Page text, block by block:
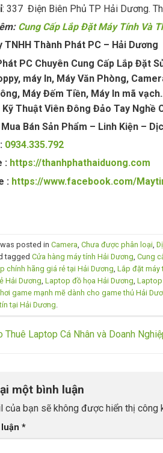
: 337 Điện Biên Phủ TP Hải Dương.
Cung Cấp Lắp Đặt Máy Tính Và
TNHH Thành Phát PC – Hải Dương
PC Chuyên Cung Cấp Lắp Đặt
máy In, Máy Văn Phòng,
Máy Đếm Tiền, Máy In mã
Thuật Viên Đông Đảo Tay Nghề
Bán Sản Phẩm – Linh Kiện –
0934.335.792
: https://thanhphathaiduong.com
: https://www.facebook.com/
posted in Camera Chưa được phân loại,
tagged Cửa hàng máy tính Hải Dương Cung
chính hãng giá rẻ tại Hải Dương Lắp đặt máy
Hải Dương Laptop đồ họa Hải Dương Laptop
game mạnh mẽ dành cho game thủ Hải
tại Hải Dương
Thuê Laptop Cá Nhân và Doanh
một bình luận
của bạn sẽ không được hiển thị công
luận *